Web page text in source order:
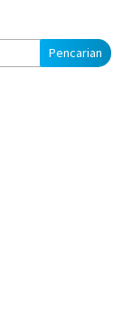
Pencarian